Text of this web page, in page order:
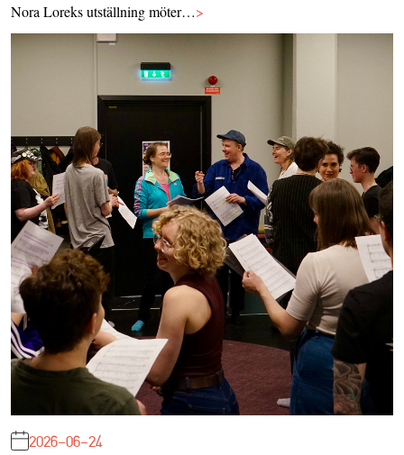
Nora Loreks utställning möter…>
2026-06-24